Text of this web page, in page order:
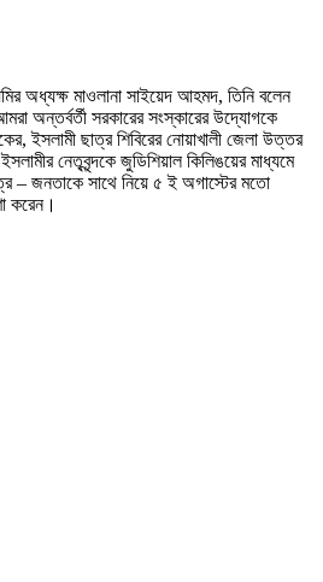
অধ্যক্ষ মাওলানা সাইয়েদ আহমদ, তিনি বলেন
অন্তর্বর্তী সরকারের সংস্কারের উদ্যোগকে
ইসলামী ছাত্র শিবিরের নোয়াখালী জেলা উত্তর
নেতৃবৃন্দকে জুডিশিয়াল কিলিঙয়ের মাধ্যমে
– জনতাকে সাথে নিয়ে ৫ ই অগাস্টের মতো
করেন।